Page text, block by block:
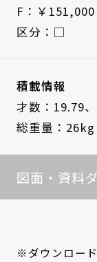
F：￥151,000
区分：□
積載情報
才数：19.79、
総重量：26kg
図面・資料
※ダウンロー